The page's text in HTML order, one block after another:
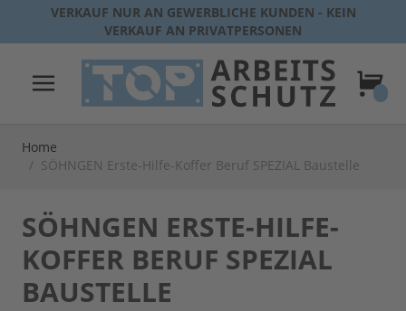
Direkt zum Inhalt
VERKAUF NUR AN GEWERBLICHE KUNDEN - KEIN
VERKAUF AN PRIVATPERSONEN
Home
/ SÖHNGEN Erste-Hilfe-Koffer Beruf SPEZIAL Baustelle
SÖHNGEN ERSTE-HILFE-
KOFFER BERUF SPEZIAL
BAUSTELLE